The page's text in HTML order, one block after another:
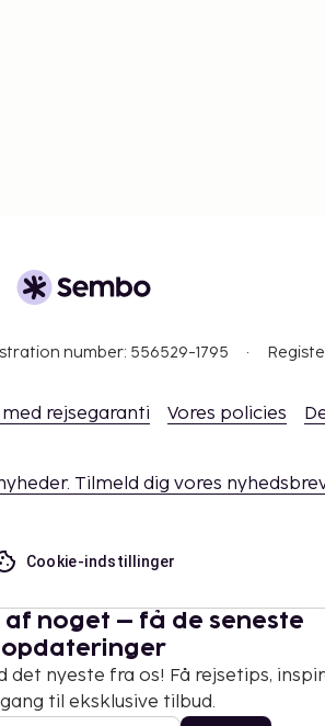
number: 556529-1795
rejsegaranti Vores policies
Tilmeld dig vores
Cookie-indstillinger
af noget – få de seneste
opdateringer
det nyeste fra os! Få rejsetips,
til eksklusive tilbud.